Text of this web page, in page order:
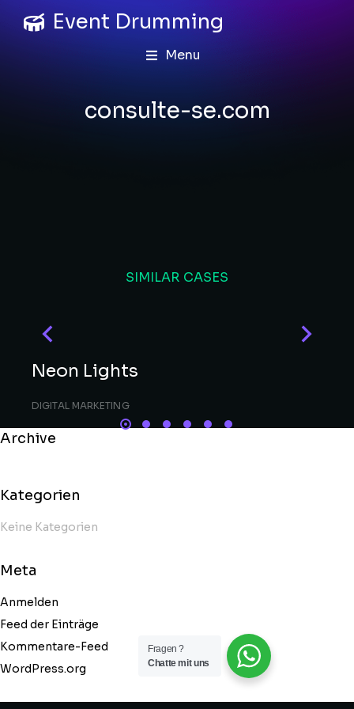
Event Drumming
Menu
consulte-se.com
SIMILAR CASES
Neon Lights
DIGITAL MARKETING
Archive
Kategorien
Keine Kategorien
Meta
Anmelden
Feed der Einträge
Kommentare-Feed
WordPress.org
Fragen ?
Chatte mit uns